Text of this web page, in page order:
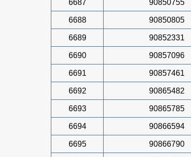
6687 90850755
6688 90850805
6689 90852331
6690 90857096
6691 90857461
6692 90865482
6693 90865785
6694 90866594
6695 90866790